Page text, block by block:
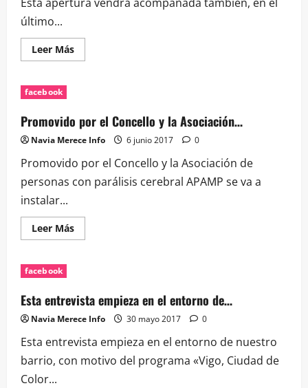
último...
Leer MásLeer
más
Vigo
con
almacén
facebook
Promovido por el Concello y la Asociación…
Navia Merece Info 6 junio 2017 0
Promovido por el Concello y la Asociación de
personas con parálisis cerebral APAMP se va a
instalar...
Leer MásLeer
más
Concello
y
Asociación…
facebook
Esta entrevista empieza en el entorno de…
Navia Merece Info 30 mayo 2017 0
Esta entrevista empieza en el entorno de nuestro
barrio, con motivo del programa «Vigo, Ciudad de
Color...